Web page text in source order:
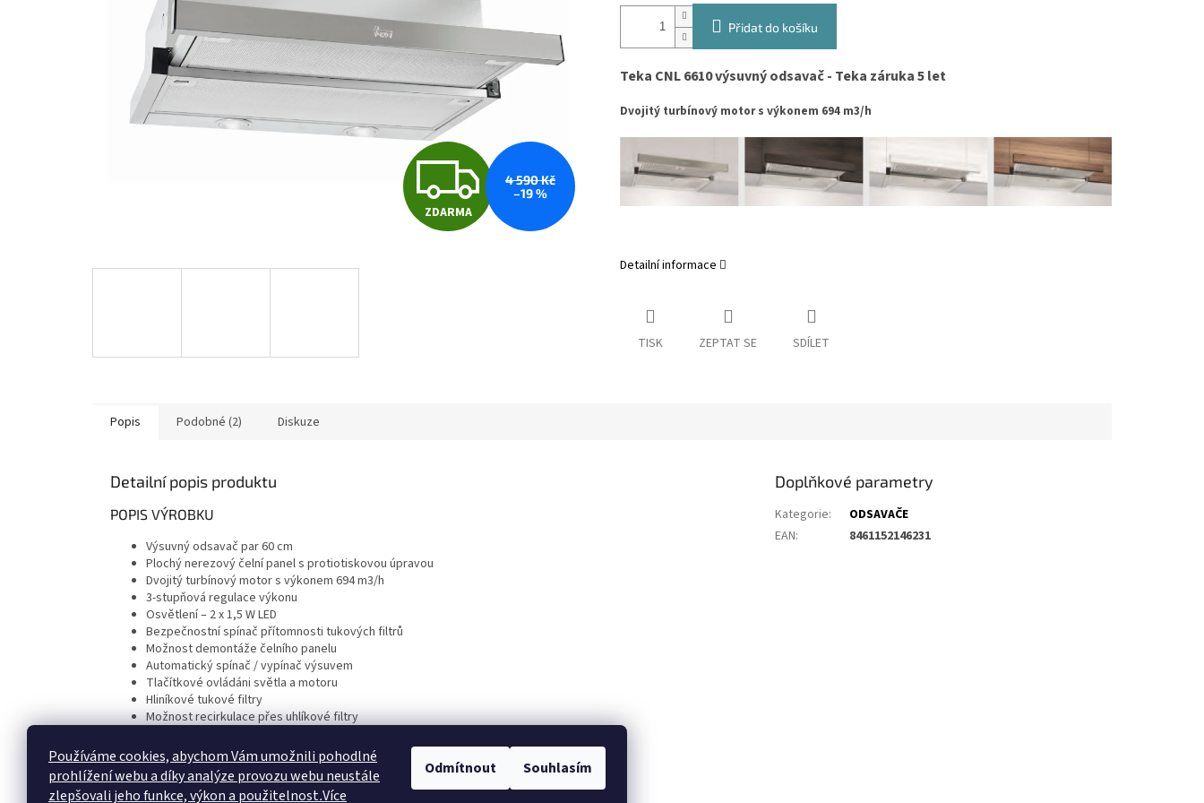
Používáme cookies, abychom Vám umožnili pohodlné
prohlížení webu a díky analýze provozu webu neustále
zlepšovali jeho funkce, výkon a použitelnost.Více
Odmítnout Souhlasím
Z
D
ZDARMA
4 590 Kč
–19 %
Přidat do košíku
Teka CNL 6610 výsuvný odsavač - Teka záruka 5 let
Dvojitý turbínový motor s výkonem 694 m3/h
Detailní informace
TISK ZEPTAT SE SDÍLET
Popis Podobné (2) Diskuze
Detailní popis produktu
POPIS VÝROBKU
Výsuvný odsavač par 60 cm
Plochý nerezový čelní panel s protiotiskovou úpravou
Dvojitý turbínový motor s výkonem 694 m3/h
3-stupňová regulace výkonu
Osvětlení – 2 x 1,5 W LED
Bezpečnostní spínač přítomnosti tukových filtrů
Možnost demontáže čelního panelu
Automatický spínač / vypínač výsuvem
Tlačítkové ovládáni světla a motoru
Hliníkové tukové filtry
Možnost recirkulace přes uhlíkové filtry
Odtah o ∅ 125 mm
Hlučnost min. 60 dB
Hlučnost max. 63 dB
Doplňkové parametry
Kategorie:
ODSAVAČE
EAN: 8461152146231